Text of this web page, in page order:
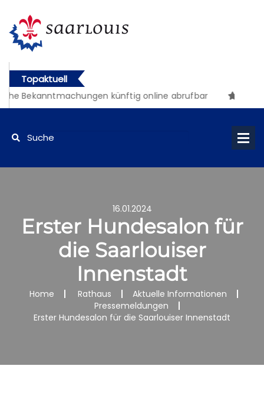
Topaktuell
Bekanntmachungen künftig online abrufbar
16.01.2024
Erster Hundesalon für
die Saarlouiser
Innenstadt
Home Rathaus
Aktuelle Informationen
Pressemeldungen
Erster Hundesalon für die Saarlouiser Innenstadt